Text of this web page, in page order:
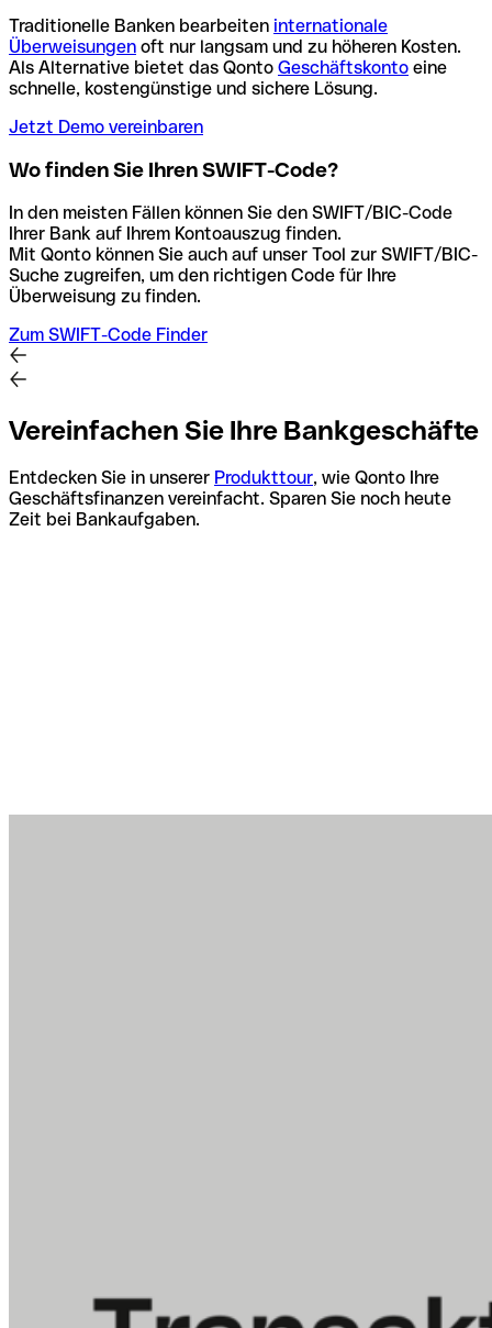
Traditionelle Banken bearbeiten internationale
Überweisungen oft nur langsam und zu höheren Kosten.
Als Alternative bietet das Qonto Geschäftskonto eine
schnelle, kostengünstige und sichere Lösung.
Jetzt Demo vereinbaren
Wo finden Sie Ihren SWIFT-Code?
In den meisten Fällen können Sie den SWIFT/BIC-Code
Ihrer Bank auf Ihrem Kontoauszug finden.
Mit Qonto können Sie auch auf unser Tool zur SWIFT/BIC-
Suche zugreifen, um den richtigen Code für Ihre
Überweisung zu finden.
Zum SWIFT-Code Finder
Vereinfachen Sie Ihre Bankgeschäfte
Entdecken Sie in unserer Produkttour, wie Qonto Ihre
Geschäftsfinanzen vereinfacht. Sparen Sie noch heute
Zeit bei Bankaufgaben.